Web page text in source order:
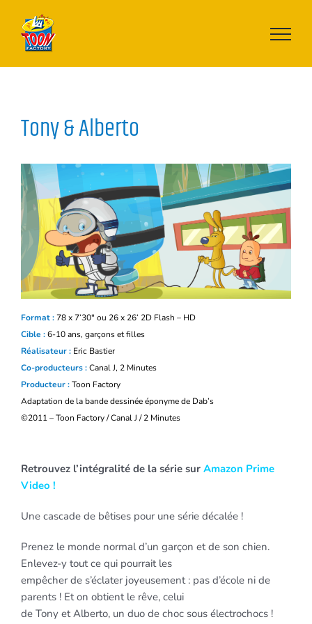
contenu
Tony & Alberto
Format : 78 x 7’30″ ou 26 x 26’ 2D Flash – HD
Cible :6-10 ans, garçons et filles
Réalisateur : Eric Bastier
Co-producteurs :Canal J, 2 Minutes
Producteur :Toon Factory
Adaptation de la bande dessinée éponyme de Dab’s
©2011 – Toon Factory / Canal J / 2 Minutes
Retrouvez l’intégralité de la série sur Amazon Prime
Video !
Une cascade de bêtises pour une série décalée !
Prenez le monde normal d’un garçon et de son chien.
Enlevez-y tout ce qui pourrait les
empêcher de s’éclater joyeusement : pas d’école ni de
parents ! Et on obtient le rêve, celui
de Tony et Alberto, un duo de choc sous électrochocs !